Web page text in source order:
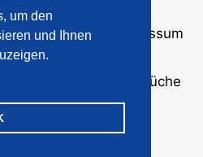
um den
und Ihnen
Datenschutz Impressum
· Bilder und Sprüche
und Profile